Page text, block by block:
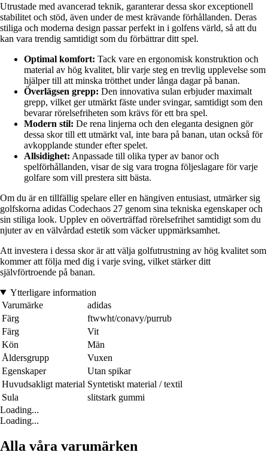
Utrustade med avancerad teknik, garanterar dessa skor exceptionell
stabilitet och stöd, även under de mest krävande förhållanden. Deras
stiliga och moderna design passar perfekt in i golfens värld, så att du
kan vara trendig samtidigt som du förbättrar ditt spel.
Optimal komfort: Tack vare en ergonomisk konstruktion och
material av hög kvalitet, blir varje steg en trevlig upplevelse som
hjälper till att minska trötthet under långa dagar på banan.
Överlägsen grepp: Den innovativa sulan erbjuder maximalt
grepp, vilket ger utmärkt fäste under svingar, samtidigt som den
bevarar rörelsefriheten som krävs för ett bra spel.
Modern stil: De rena linjerna och den eleganta designen gör
dessa skor till ett utmärkt val, inte bara på banan, utan också för
avkopplande stunder efter spelet.
Allsidighet: Anpassade till olika typer av banor och
spelförhållanden, visar de sig vara trogna följeslagare för varje
golfare som vill prestera sitt bästa.
Om du är en tillfällig spelare eller en hängiven entusiast, utmärker sig
golfskorna adidas Codechaos 27 genom sina tekniska egenskaper och
sin stiliga look. Upplev en oöverträffad rörelsefrihet samtidigt som du
njuter av en välvårdad estetik som väcker uppmärksamhet.
Att investera i dessa skor är att välja golfutrustning av hög kvalitet som
kommer att följa med dig i varje sving, vilket stärker ditt
självförtroende på banan.
Ytterligare information
Varumärke
adidas
Färg
ftwwht/conavy/purrub
Färg
Vit
Kön
Män
Åldersgrupp
Vuxen
Egenskaper
Utan spikar
Huvudsakligt material Syntetiskt material / textil
Sula
slitstark gummi
Loading...
Loading...
Alla våra varumärken